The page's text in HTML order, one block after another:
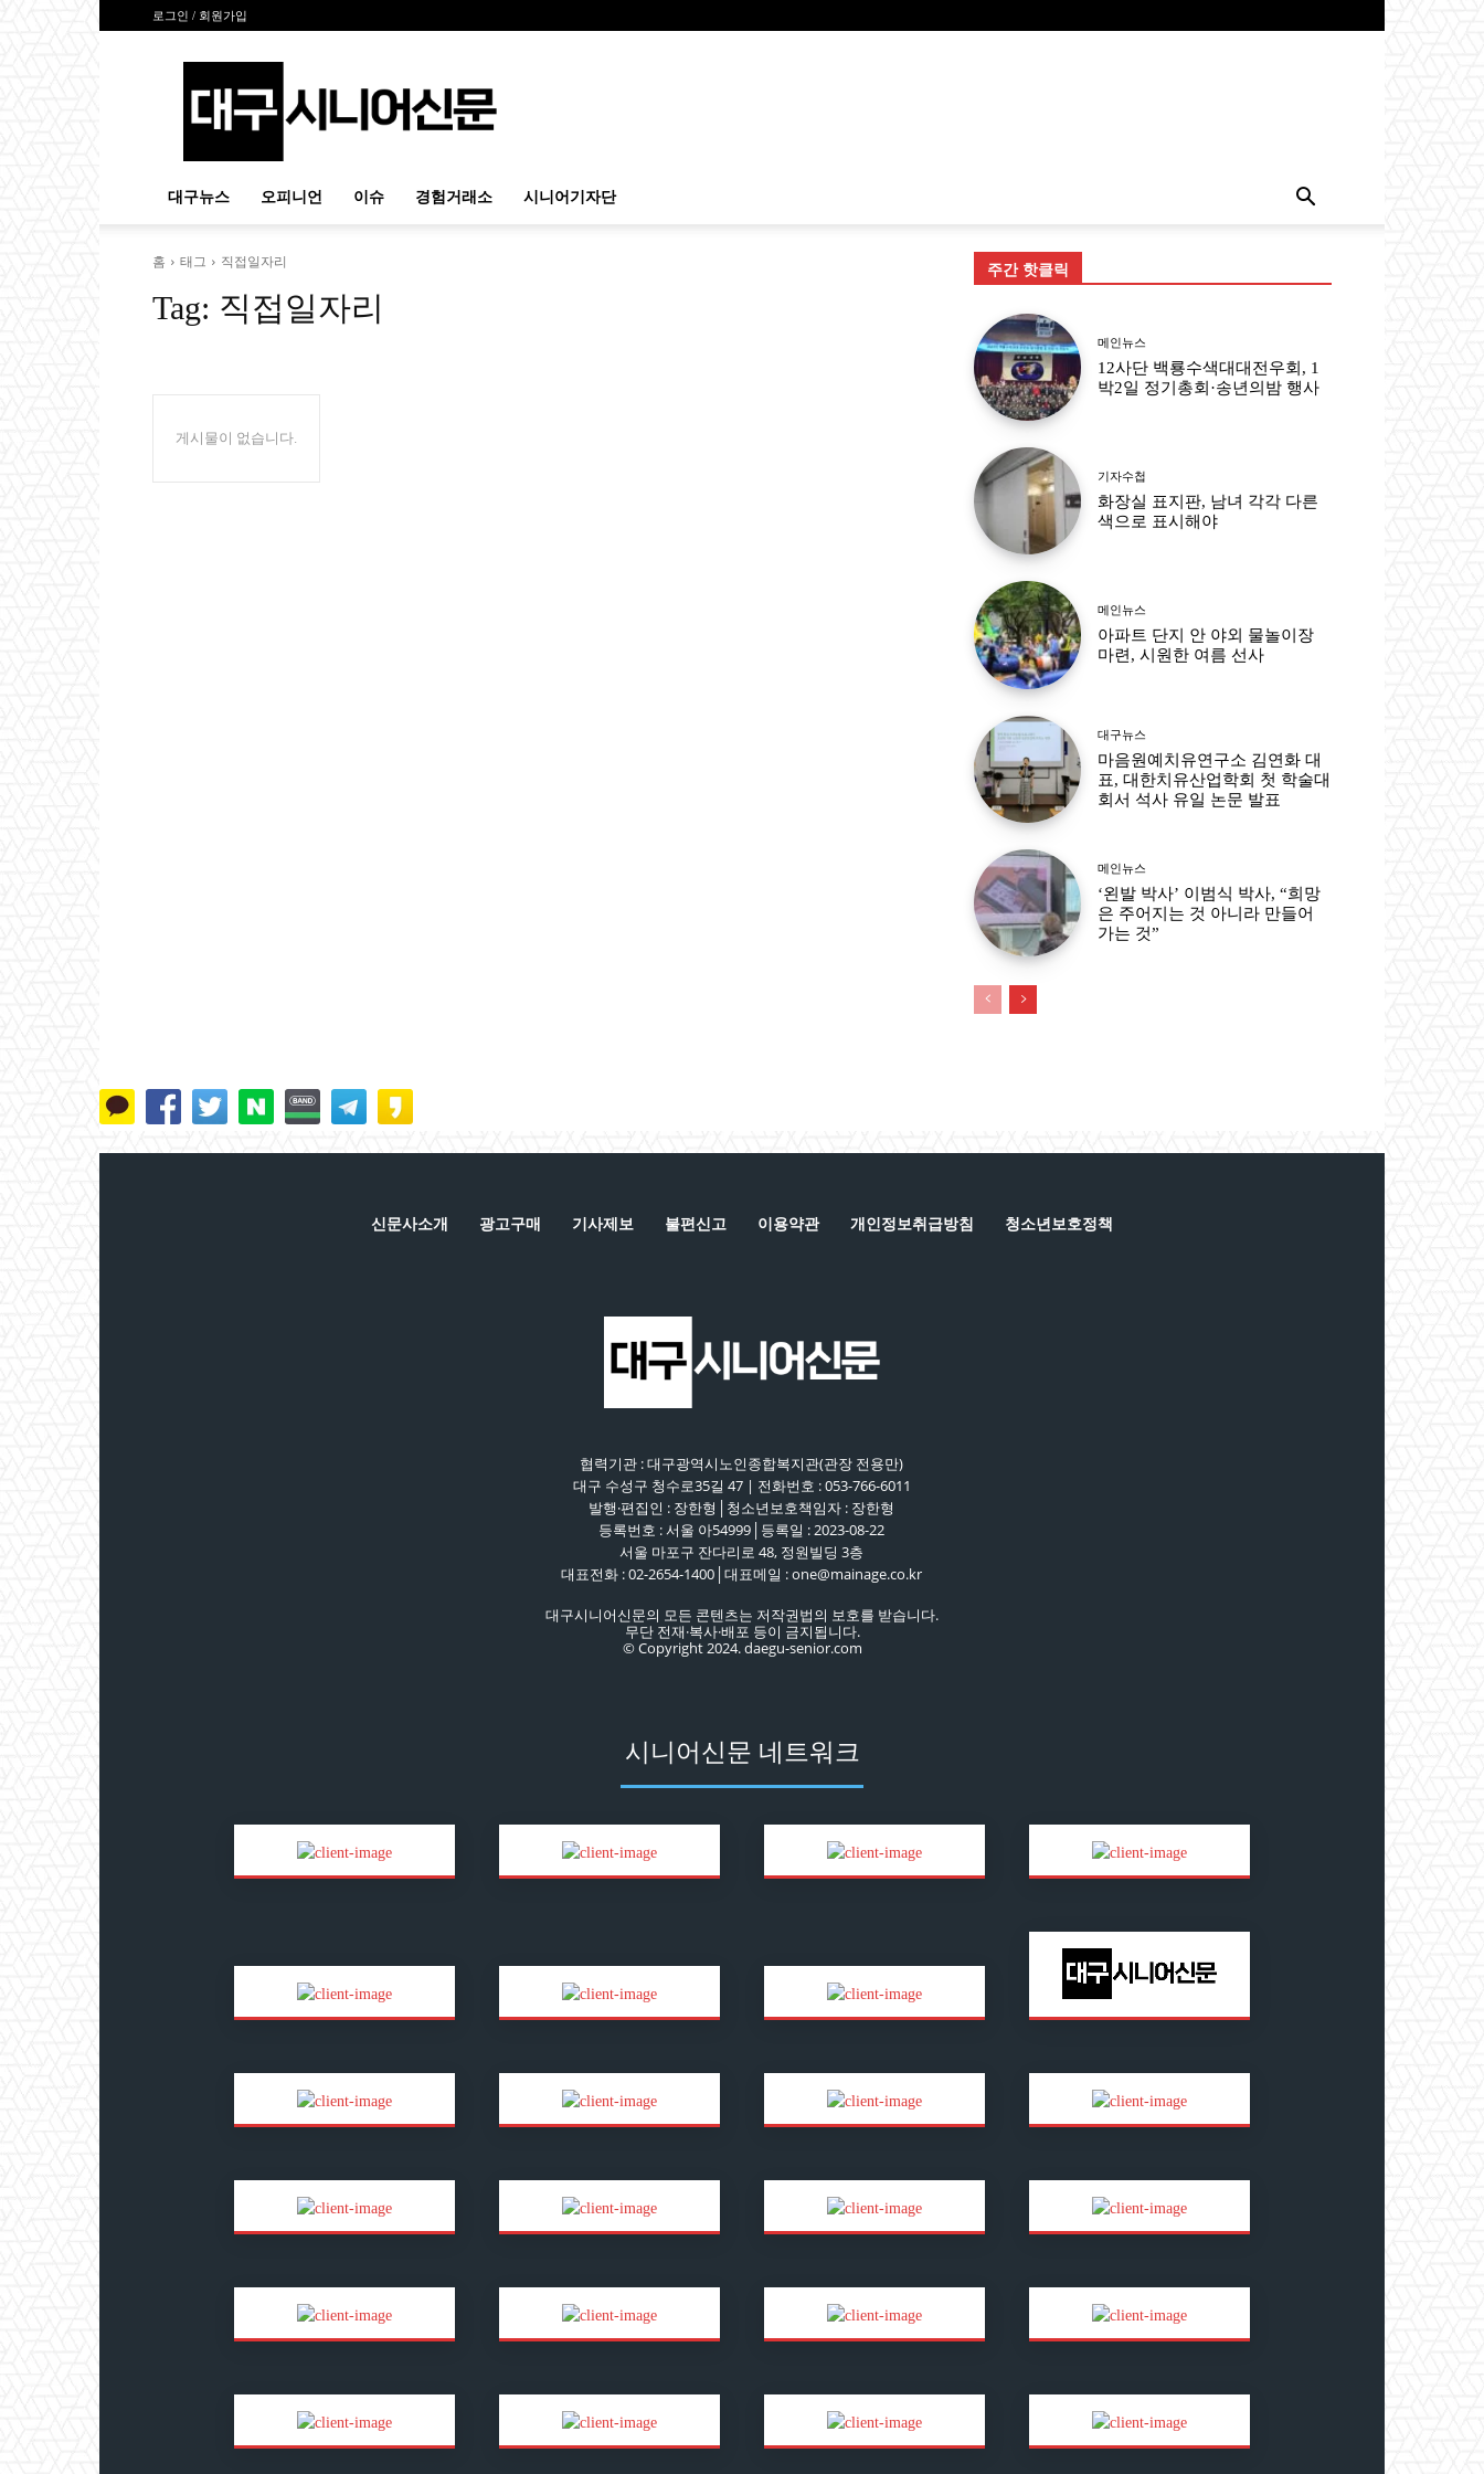
로그인 / 회원가입
시
대구뉴스 오피니언 이슈 경험거래소 시니어기자단
홈 태그 직접일자리
Tag: 직접일자리
게시물이 없습니다.
주간 핫클릭
메인뉴스
12사단 백룡수색대대전우회, 1
박2일 정기총회·송년의밤 행사
기자수첩
화장실 표지판, 남녀 각각 다른
색으로 표시해야
메인뉴스
아파트 단지 안 야외 물놀이장
마련, 시원한 여름 선사
대구뉴스
마음원예치유연구소 김연화 대
표, 대한치유산업학회 첫 학술대
회서 석사 유일 논문 발표
메인뉴스
‘왼발 박사’ 이범식 박사, “희망
은 주어지는 것 아니라 만들어
가는 것”
신문사소개 광고구매 기사제보 불편신고 이용약관 개인정보취급방침 청소년보호정책
협력기관 : 대구광역시노인종합복지관(관장 전용만)
대구 수성구 청수로35길 47 | 전화번호 : 053-766-6011
발행·편집인 : 장한형│청소년보호책임자 : 장한형
등록번호 : 서울 아54999│등록일 : 2023-08-22
서울 마포구 잔다리로 48, 정원빌딩 3층
대표전화 : 02-2654-1400│대표메일 : one@mainage.co.kr
대구시니어신문의 모든 콘텐츠는 저작권법의 보호를 받습니다.
무단 전재·복사·배포 등이 금지됩니다.
© Copyright 2024. daegu-senior.com
시니어신문 네트워크